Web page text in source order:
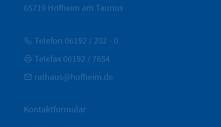
65719 Hofheim am Taunus
Telefon 06192 / 202 - 0
Telefax 06192 / 7654
rathaus@hofheim.de
Kontaktformular